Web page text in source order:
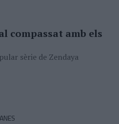
compassat amb els
sèrie de Zendaya